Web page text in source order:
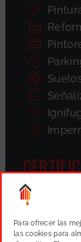
Para ofrecer las
las cookies para